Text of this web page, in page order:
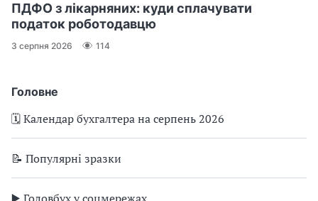
Головне
🗓️ Календар бухгалтера на серпень 2026
📝 Популярні зразки
ПДФО з лікарняних: куди сплачувати
податок роботодавцю
3 серпня 2026 114